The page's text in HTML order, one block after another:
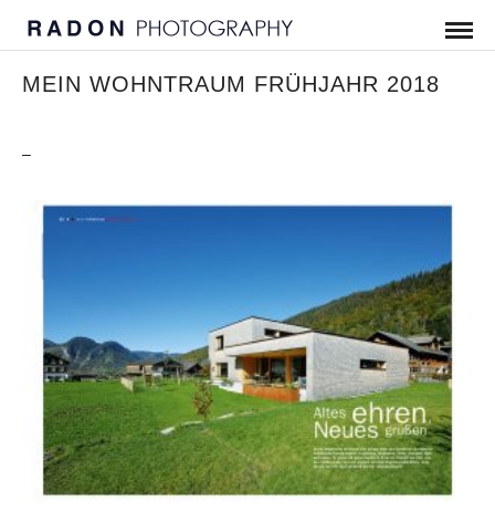
MEIN WOHNTRAUM FRÜHJAHR 2018
–